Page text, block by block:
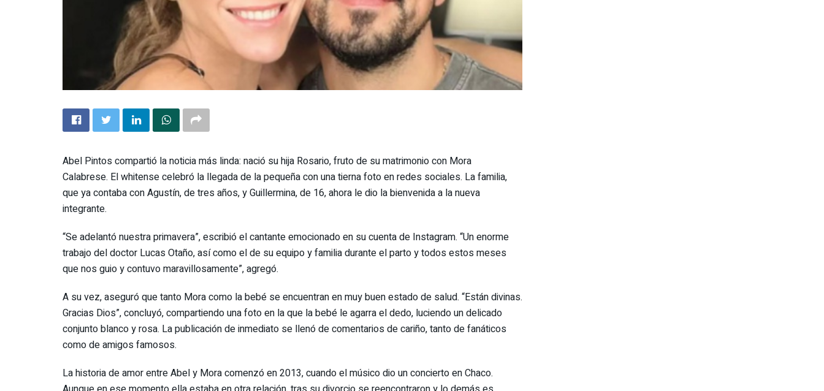
Abel Pintos compartió la noticia más linda: nació su hija Rosario, fruto de su matrimonio con Mora
Calabrese. El whitense celebró la llegada de la pequeña con una tierna foto en redes sociales. La familia,
que ya contaba con Agustín, de tres años, y Guillermina, de 16, ahora le dio la bienvenida a la nueva
integrante.
“Se adelantó nuestra primavera”, escribió el cantante emocionado en su cuenta de Instagram. “Un enorme
trabajo del doctor Lucas Otaño, así como el de su equipo y familia durante el parto y todos estos meses
que nos guio y contuvo maravillosamente”, agregó.
A su vez, aseguró que tanto Mora como la bebé se encuentran en muy buen estado de salud. “Están divinas.
Gracias Dios”, concluyó, compartiendo una foto en la que la bebé le agarra el dedo, luciendo un delicado
conjunto blanco y rosa. La publicación de inmediato se llenó de comentarios de cariño, tanto de fanáticos
como de amigos famosos.
La historia de amor entre Abel y Mora comenzó en 2013, cuando el músico dio un concierto en Chaco.